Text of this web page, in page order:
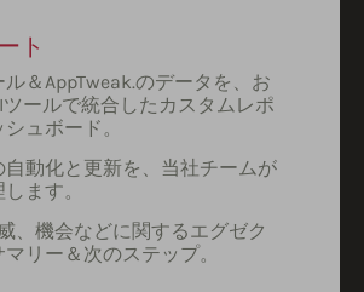
ト
ル＆AppTweak.のデータを、お
ールで統合したカスタムレポ
ュボード。
自動化と更新を、当社チームが
ます。
、機会などに関するエグゼク
リー＆次のステップ。